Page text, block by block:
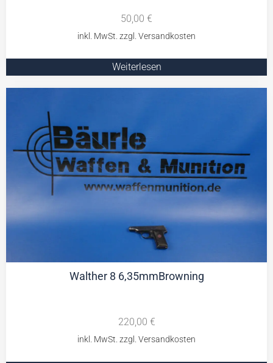
50,00 €
Weiterlesen
Walther 8 6,35mmBrowning
220,00 €